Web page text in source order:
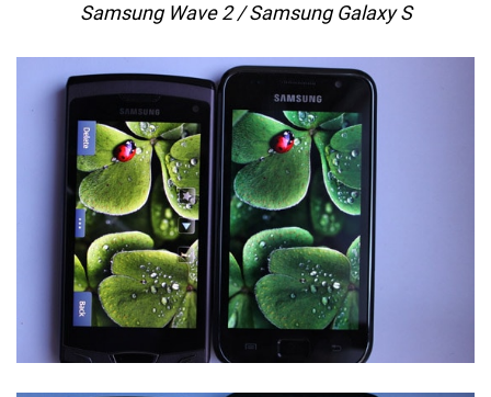
Samsung Wave 2 / Samsung Galaxy S